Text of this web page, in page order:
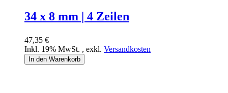
34 x 8 mm | 4 Zeilen
47,35 €
Inkl. 19% MwSt. , exkl. Versandkosten
In den Warenkorb